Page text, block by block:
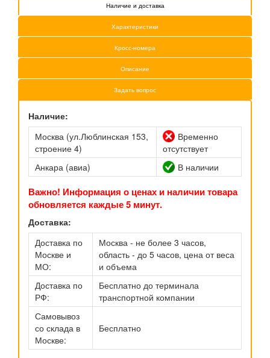
Наличие и доставка
Характеристики
Кросс-номера
Описание
Задать вопрос
Наличие:
Москва (ул.Люблинская 153,
строение 4)
Временно
отсутствует
Анкара (авиа)
В наличии
Важно! Информация о ценах и наличии товара
обновляется каждые 5 минут.
Доставка:
Доставка по
Москве и
МО:
Москва - не более 3 часов,
область - до 5 часов, цена от веса
и объема
Доставка по
РФ:
Бесплатно до терминала
транспортной компании
Самовывоз
со склада в
Москве:
Бесплатно